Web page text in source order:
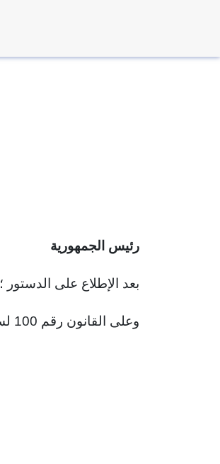
رئيس الجمهورية
بعد الإطلاع على الدستور ؛
وعلى القانون رقم 100 لسنة 1971 بنظام المخابرات العامة والقوانين المعدلة له ؛